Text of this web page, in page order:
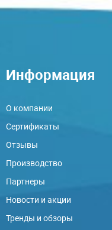
Информация
О компании
Сертификаты
Отзывы
Производство
Партнеры
Новости и акции
Тренды и обзоры